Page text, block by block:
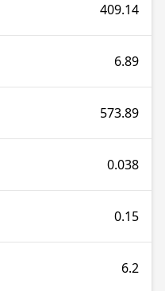
409.14
6.89
573.89
0.038
0.15
6.2